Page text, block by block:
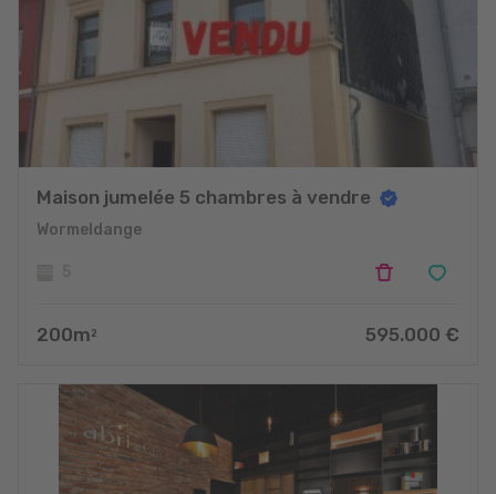
Maison jumelée 5 chambres à vendre
Wormeldange
200m 2 595.000 €